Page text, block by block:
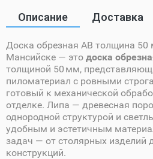
Описание Доставка
Доска обрезная AB толщина
Мансийске — это доска
толщиной 50 мм,
пиломатериал с ровными
готовый к механической
отделке. Липа — древесная
однородной структурой и
удобным и эстетичным
задач — от столярных изделий
конструкций.